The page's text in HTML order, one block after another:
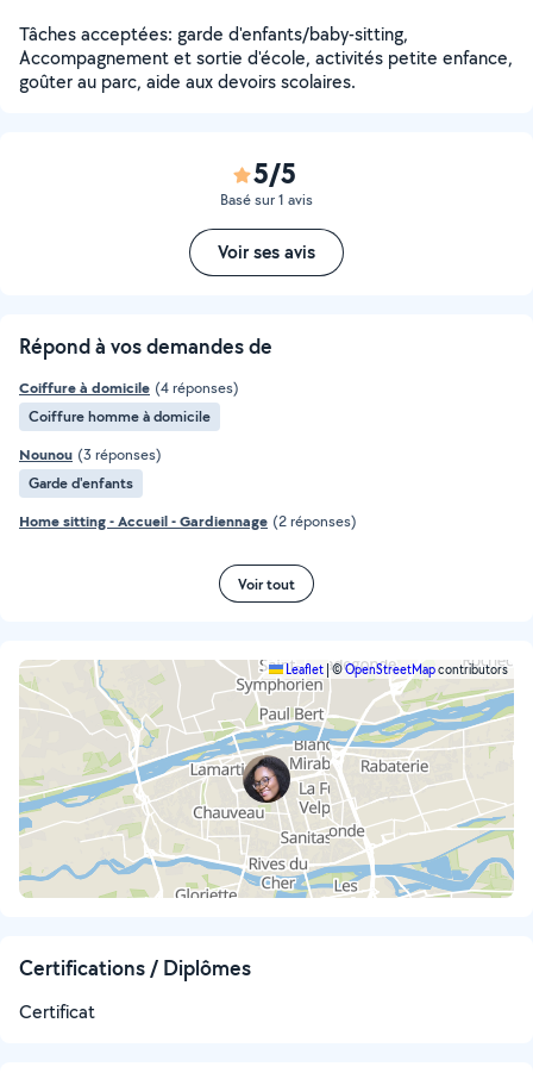
Tâches acceptées: garde d'enfants/baby-sitting,
Accompagnement et sortie d'école, activités petite enfance,
goûter au parc, aide aux devoirs scolaires.
5/5
Basé sur 1 avis
Voir ses avis
Répond à vos demandes de
Coiffure à domicile (4 réponses)
Coiffure homme à domicile
Nounou (3 réponses)
Garde d'enfants
Home sitting - Accueil - Gardiennage (2 réponses)
Voir tout
Leaflet ©OpenStreetMapcontributors
Certifications / Diplômes
Certificat